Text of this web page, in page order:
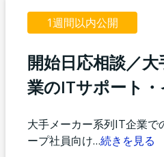
1週間以内公開
開始日応相談／
業のITサポート
大手メーカー系列IT企業で
ープ社員向け…続きを見る